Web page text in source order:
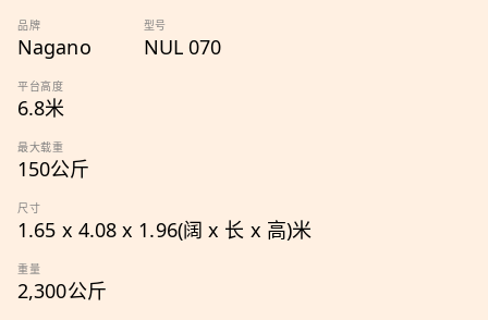
品牌
Nagano
型号
NUL 070
平台高度
6.8米
最大载重
150公斤
尺寸
1.65 x 4.08 x 1.96(阔 x 长 x 高)米
重量
2,300公斤